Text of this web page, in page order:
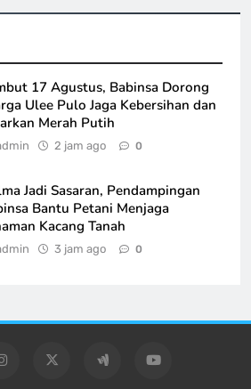
17 Agustus, Babinsa Dorong
Ulee Pulo Jaga Kebersihan dan
Merah Putih
2 jam ago 0
Jadi Sasaran, Pendampingan
Bantu Petani Menjaga
Kacang Tanah
3 jam ago 0